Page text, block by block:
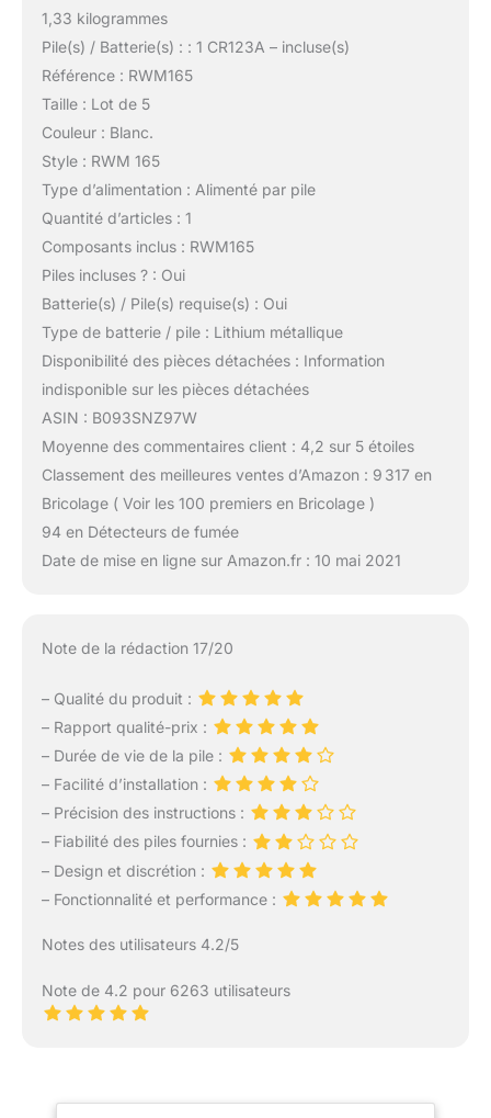
1,33 kilogrammes
Pile(s) / Batterie(s) : : 1 CR123A – incluse(s)
Référence : RWM165
Taille : Lot de 5
Couleur : Blanc.
Style : RWM 165
Type d’alimentation : Alimenté par pile
Quantité d’articles : 1
Composants inclus : RWM165
Piles incluses ? : Oui
Batterie(s) / Pile(s) requise(s) : Oui
Type de batterie / pile : Lithium métallique
Disponibilité des pièces détachées : Information
indisponible sur les pièces détachées
ASIN : B093SNZ97W
Moyenne des commentaires client : 4,2 sur 5 étoiles
Classement des meilleures ventes d’Amazon : 9 317 en
Bricolage ( Voir les 100 premiers en Bricolage )
94 en Détecteurs de fumée
Date de mise en ligne sur Amazon.fr : 10 mai 2021
Note de la rédaction 17/20
– Qualité du produit :
– Rapport qualité-prix :
– Durée de vie de la pile :
– Facilité d’installation :
– Précision des instructions :
– Fiabilité des piles fournies :
– Design et discrétion :
– Fonctionnalité et performance :
Notes des utilisateurs 4.2/5
Note de 4.2 pour 6263 utilisateurs